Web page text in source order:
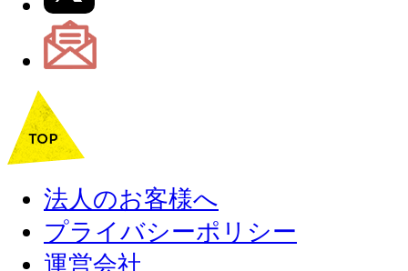
法人のお客様へ
プライバシーポリシー
運営会社